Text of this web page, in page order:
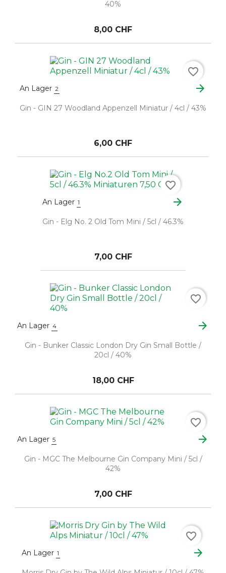
40%
8,00 CHF
An Lager 2 arrow_forward
Gin - GIN 27 Woodland Appenzell Miniatur / 4cl / 43%
6,00 CHF
favorite_border
An Lager 1 arrow_forward
Gin - Elg No. 2 Old Tom Mini / 5cl / 46.3%
7,00 CHF
favorite_border
An Lager 4 arrow_forward
Gin - Bunker Classic London Dry Gin Small Bottle /
20cl / 40%
18,00 CHF
favorite_border
An Lager 5 arrow_forward
Gin - MGC The Melbourne Gin Company Mini / 5cl /
42%
7,00 CHF
favorite_border
An Lager 1 arrow_forward
favorite_border